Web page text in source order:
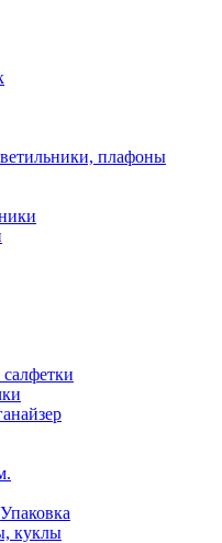
плафоны
куклы